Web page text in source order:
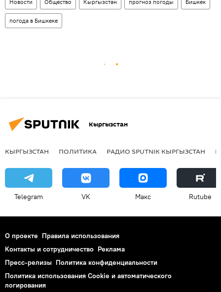
Новости Общество Кыргызстан прогноз погоды Бишкек
погода в Бишкеке
Кыргызстан
КЫРГЫЗСТАН ПОЛИТИКА РАДИО SPUTNIK КЫРГЫЗСТАН
Telegram VK Макс Rutube
О проекте Правила использования
Контакты и сотрудничество Реклама
Пресс-релизы Политика конфиденциальности
Политика использования Cookie и автоматического
логирования